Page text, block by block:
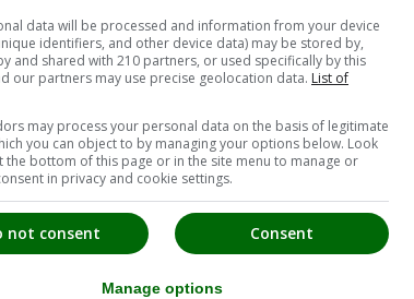
data will be processed and information from your device
identifiers, and other device data) may be stored by,
and shared with 210 partners, or used specifically by this
our partners may use precise geolocation data. List of
may process your personal data on the basis of legitimate
you can object to by managing your options below. Look
the bottom of this page or in the site menu to manage or
in privacy and cookie settings.
Consent
not consent
Manage options